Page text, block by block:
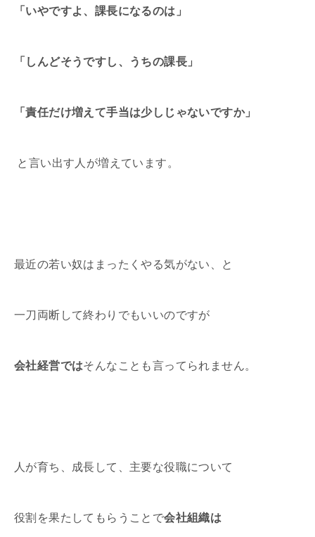
「いやですよ、課長になるのは」
「しんどそうですし、うちの課長」
「責任だけ増えて手当は少しじゃないですか」
と言い出す人が増えています。
最近の若い奴はまったくやる気がない、と
一刀両断して終わりでもいいのですが
会社経営ではそんなことも言ってられません。
人が育ち、成長して、主要な役職について
役割を果たしてもらうことで会社組織は